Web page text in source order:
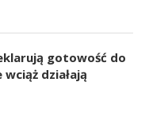
gotowość do
działają